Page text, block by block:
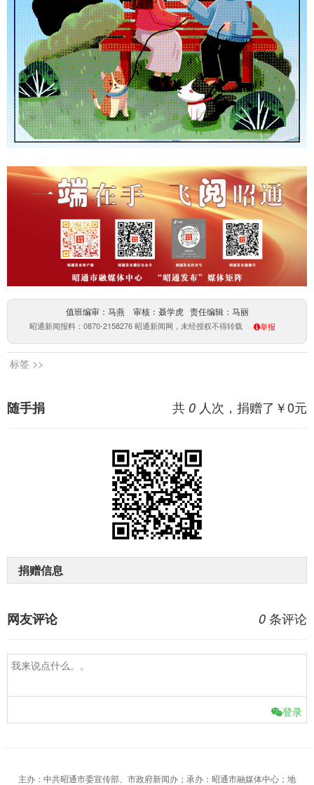
值班编审：马燕 审核：聂学虎 责任编辑：马丽
昭通新闻报料：0870-2158276 昭通新闻网，未经授权不得转载 举报
标签 >>
共 0 人次，捐赠了￥0元
随手捐
捐赠信息
0 条评论
网友评论
登录
主办：中共昭通市委宣传部、市政府新闻办；承办：昭通市融媒体中心；地